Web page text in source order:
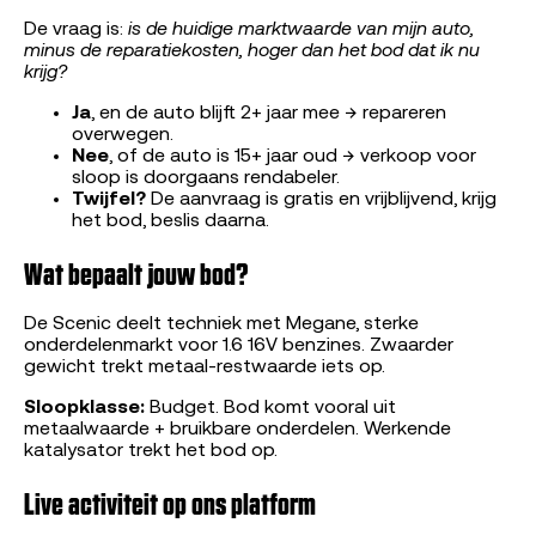
De vraag is: is de huidige marktwaarde van mijn auto,
minus de reparatiekosten, hoger dan het bod dat ik nu
krijg?
Ja, en de auto blijft 2+ jaar mee → repareren
overwegen.
Nee, of de auto is 15+ jaar oud → verkoop voor
sloop is doorgaans rendabeler.
Twijfel? De aanvraag is gratis en vrijblijvend, krijg
het bod, beslis daarna.
Wat bepaalt jouw bod?
De Scenic deelt techniek met Megane, sterke
onderdelenmarkt voor 1.6 16V benzines. Zwaarder
gewicht trekt metaal-restwaarde iets op.
Sloopklasse: Budget. Bod komt vooral uit
metaalwaarde + bruikbare onderdelen. Werkende
katalysator trekt het bod op.
Live activiteit op ons platform